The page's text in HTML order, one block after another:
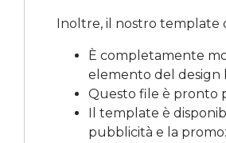
Inoltre, il nostro template
È completamente
elemento del design
Questo file è pronto
Il template è
pubblicità e la